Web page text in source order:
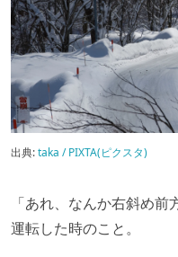
出典:taka / PIXTA(ピクスタ)
「あれ、なんか右斜め
運転した時のこと。